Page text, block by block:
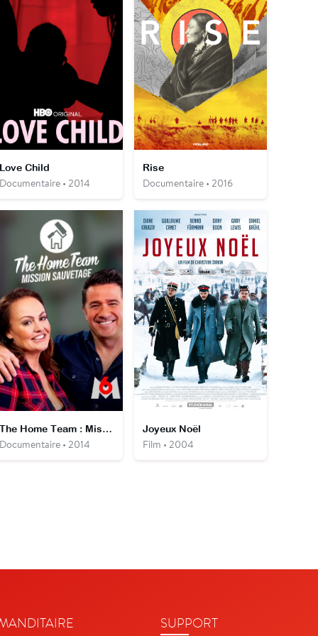
Child
• 2014
Rise
Documentaire • 2016
The Home Team : Mission Sauvetage
• 2014
Joyeux Noël
Film • 2004
SUPPORT